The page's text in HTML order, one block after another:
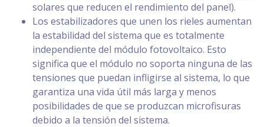
solares que reducen el rendimiento del panel).
Los estabilizadores que unen los rieles aumentan
la estabilidad del sistema que es totalmente
independiente del módulo fotovoltaico. Esto
significa que el módulo no soporta ninguna de las
tensiones que puedan infligirse al sistema, lo que
garantiza una vida útil más larga y menos
posibilidades de que se produzcan microfisuras
debido a la tensión del sistema.